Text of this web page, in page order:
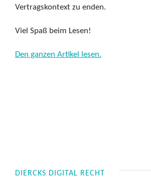
Vertragskontext zu enden.
Viel Spaß beim Lesen!
Den ganzen Artikel lesen.
DIERCKS DIGITAL RECHT